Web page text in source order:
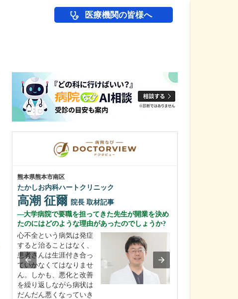
医療機関の皆様へ
熊本県熊本市南区
たかしお内科ハートクリニック
高潮 征爾 院長 取材記事
大学病院で要職を担ってきた先生が開業を決め
たのにはどのような理由があったのでしょうか?
心不全という病気は発症
すると治ることはなく、
患者さんは生涯付き合っ
ていかなくてはなりませ
ん。しかも、悪化と改善
を繰り返しながら病状は
だんだん悪くなっていき